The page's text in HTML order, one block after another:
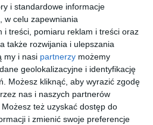
i standardowe informacje
w celu zapewniania
i treści, pomiaru reklam i treści oraz
także rozwijania i ulepszania
my i nasi partnerzy możemy
geolokalizacyjne i identyfikację
Możesz kliknąć, aby wyrazić zgodę
nas i naszych partnerów
też uzyskać dostęp do
i zmienić swoje preferencje